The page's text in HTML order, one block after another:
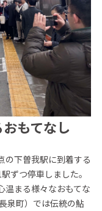
もてなし
の下曽我駅に到着する
ずつ停車しました。
温まる様々なおもてな
泉町）では伝統の鮎